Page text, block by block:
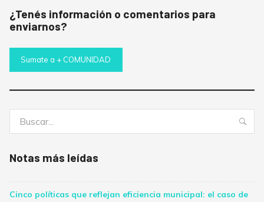
¿Tenés información o comentarios para
enviarnos?
Sumate a + COMUNIDAD
Notas más leídas
Cinco políticas que reflejan eficiencia municipal: el caso de